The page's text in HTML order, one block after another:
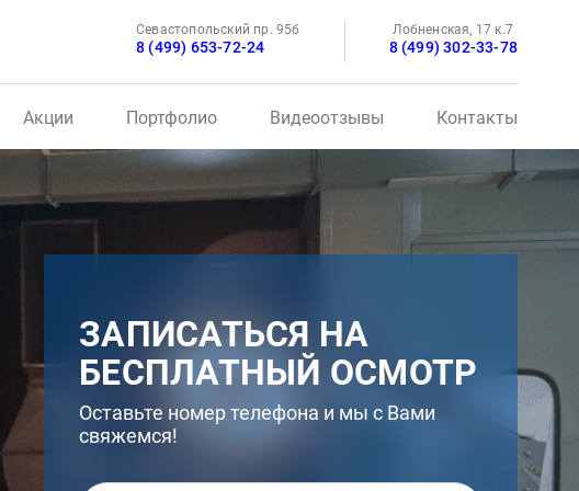
Севастопольский пр. 95б
8 (499) 653-72-24
Лобненская, 17 к.7
8 (499) 302-33-78
Акции Портфолио Видеоотзывы Контакты
ЗАПИСАТЬСЯ НА
БЕСПЛАТНЫЙ ОСМОТР
Оставьте номер телефона и мы с Вами
свяжемся!